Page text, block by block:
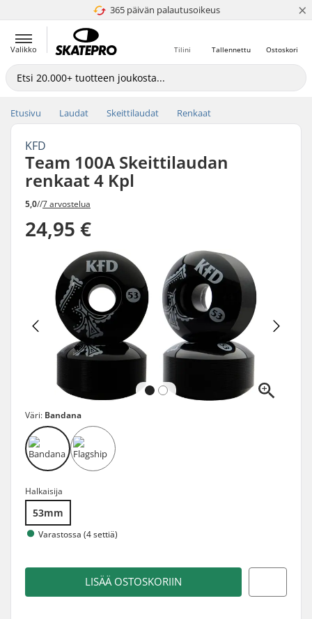
365 päivän palautusoikeus
4.8 / 5 ×
Valikko Ostoskori
Tallennettu
Tilini
Etusivu Laudat Skeittilaudat Renkaat
KFD
Team 100A Skeittilaudan
renkaat 4 Kpl
5,0//7 arvostelua
24,95 €
Väri: Bandana
Halkaisija
53mm
Varastossa (4 settiä)
LISÄÄ OSTOSKORIIN